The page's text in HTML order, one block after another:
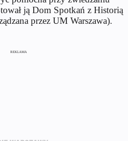
ją Dom Spotkań z Historią
przez UM Warszawa).
REKLAMA